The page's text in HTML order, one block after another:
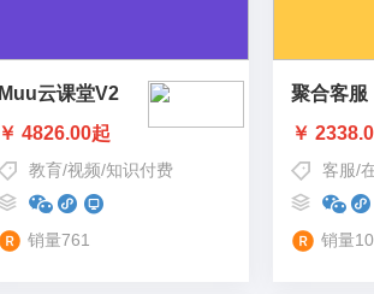
Muu云课堂V2
￥ 4826.00起
教育/视频/知识付费
销量761
聚合客服
￥
客服/
销量